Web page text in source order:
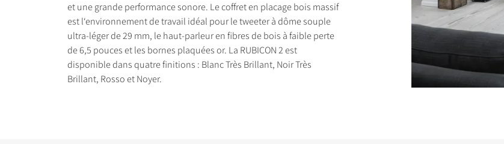
et une grande performance sonore. Le coffret en placage bois massif
est l‘environnement de travail idéal pour le tweeter à dôme souple
ultra-léger de 29 mm, le haut-parleur en fibres de bois à faible perte
de 6,5 pouces et les bornes plaquées or. La RUBICON 2 est
disponible dans quatre finitions : Blanc Très Brillant, Noir Très
Brillant, Rosso et Noyer.